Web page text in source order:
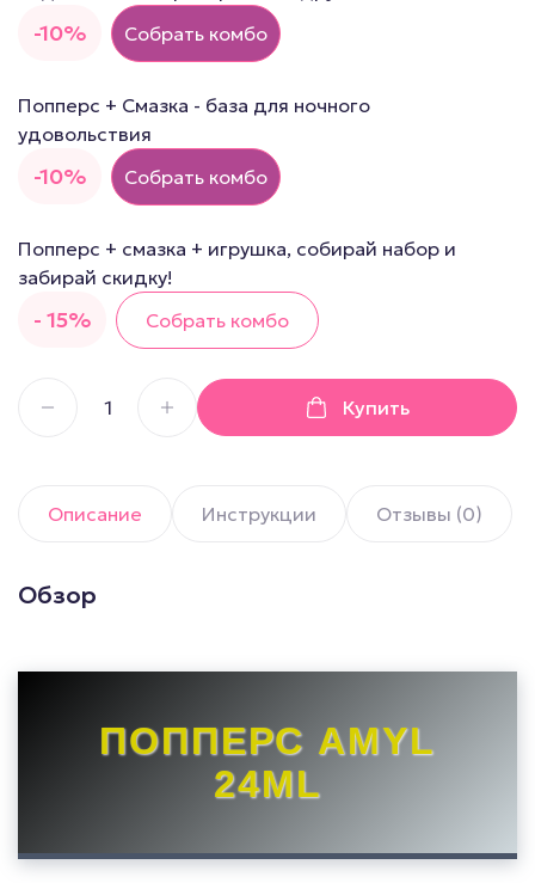
-10%
Собрать комбо
-10%
Попперс + Смазка - база для ночного
удовольствия
Собрать комбо
- 15%
Попперс + смазка + игрушка, собирай набор и
забирай скидку!
Собрать комбо
Купить
Описание Инструкции Отзывы (0)
Обзор
ПОППЕРС AMYL
24ML